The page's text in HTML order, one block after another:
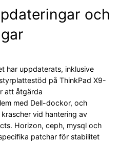
och
har uppdaterats, inklusive
på ThinkPad X9-
att åtgärda
med Dell-dockor, och
vid hantering av
Horizon, ceph, mysql och
patchar för stabilitet